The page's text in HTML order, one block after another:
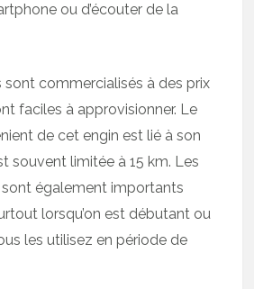
ou d’écouter de la
sont commercialisés à des prix
faciles à approvisionner. Le
de cet engin est lié à son
souvent limitée à 15 km. Les
également importants
lorsqu’on est débutant ou
les utilisez en période de